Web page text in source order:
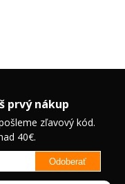
prvý nákup
zľavový kód.
40€.
Odoberať